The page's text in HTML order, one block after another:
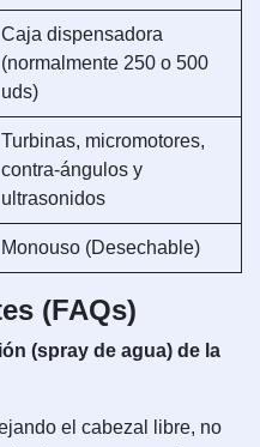
Caja dispensadora
(normalmente 250 o 500
uds)
Turbinas, micromotores,
contra-ángulos y
ultrasonidos
Monouso (Desechable)
(FAQs)
(spray de agua) de la
el cabezal libre, no